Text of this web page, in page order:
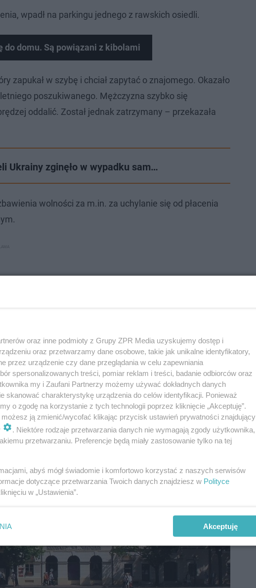
wpadł na parkingu jednego z rawskich osiedli.
do domu. Są powiązani z kibolami
zapukał w szybę i chciał zapytać o znajomego. Okazało
poszukiwanego. Mężczyzna szybko się
oddalić. Został jednak zatrzymany – przekazała
Ukrainy zginęło w wypadku sam…
wolności za m.in. za uchylanie się od płacenia
będą miały miasta woj. łódzkiego
10
oraz inne podmioty z Grupy ZPR Media uzyskujemy dostęp i
oraz przetwarzamy dane osobowe, takie jak unikalne identyfikatory,
przez urządzenie czy dane przeglądania w celu zapewniania
spersonalizowanych treści, pomiar reklam i treści, badanie odbiorców oraz
my i Zaufani Partnerzy możemy używać dokładnych danych
skanować charakterystykę urządzenia do celów identyfikacji. Ponieważ
o zgodę na korzystanie z tych technologii poprzez kliknięcie „Akceptuję”.
ją zmienić/wycofać klikając przycisk ustawień prywatności znajdujący
. Niektóre rodzaje przetwarzania danych nie wymagają zgody użytkownika,
przetwarzaniu. Preferencje będą miały zastosowanie tylko na tej
abyś mógł świadomie i komfortowo korzystać z naszych serwisów
dotyczące przetwarzania Twoich danych znajdziesz w Polityce
w „Ustawienia”.
Akceptuję